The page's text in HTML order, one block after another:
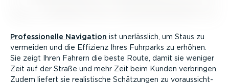
Profes­sio­nelle Navigation ist unerlässlich, um Staus zu
vermeiden und die Effizienz Ihres Fuhrparks zu erhöhen.
Sie zeigt Ihren Fahrern die beste Route, damit sie weniger
Zeit auf der Straße und mehr Zeit beim Kunden verbringen.
Zudem liefert sie realis­tische Schätzungen zu voraus­sicht­